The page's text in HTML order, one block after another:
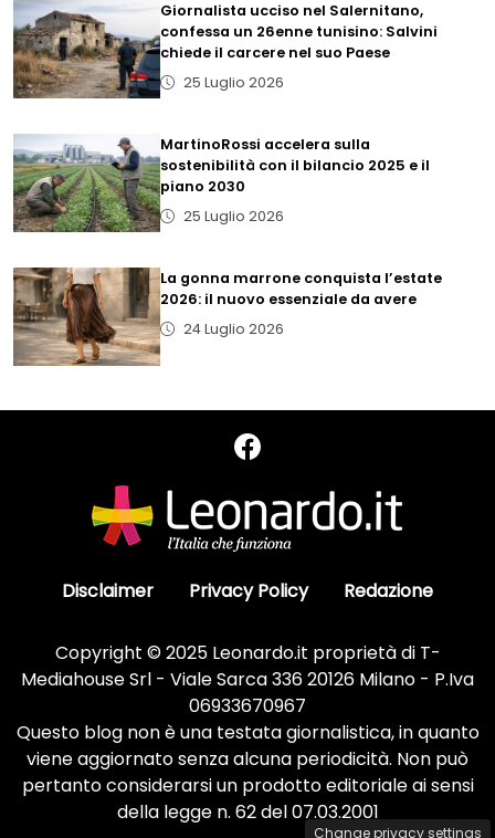
Giornalista ucciso nel Salernitano,
confessa un 26enne tunisino: Salvini
chiede il carcere nel suo Paese
25 Luglio 2026
MartinoRossi accelera sulla
sostenibilità con il bilancio 2025 e il
piano 2030
25 Luglio 2026
La gonna marrone conquista l’estate
2026: il nuovo essenziale da avere
24 Luglio 2026
Disclaimer Privacy Policy Redazione
Copyright © 2025 Leonardo.it proprietà di T-
Mediahouse Srl - Viale Sarca 336 20126 Milano - P.Iva
06933670967
Questo blog non è una testata giornalistica, in quanto
viene aggiornato senza alcuna periodicità. Non può
pertanto considerarsi un prodotto editoriale ai sensi
della legge n. 62 del 07.03.2001
Change privacy settings